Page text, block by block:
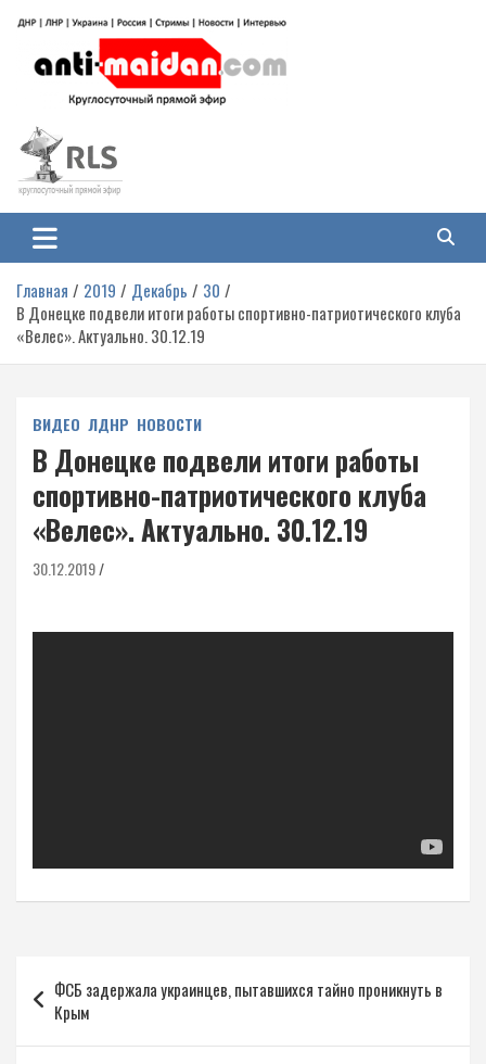
содержимому
Антимайдан: Гражданская война
на Украине
гражданской войне на Украине, включая события в Новороссии, ДНР,
ЛНР и других регионах.
Главная 2019 Декабрь
30
В Донецке подвели итоги работы спортивно-патриотического клуба
«Велес». Актуально. 30.12.19
ВИДЕО ЛДНР НОВОСТИ
В Донецке подвели итоги работы
спортивно-патриотического клуба
«Велес». Актуально. 30.12.19
30.12.2019
Навигация
по
записям
ФСБ задержала украинцев, пытавшихся тайно проникнуть в
Крым